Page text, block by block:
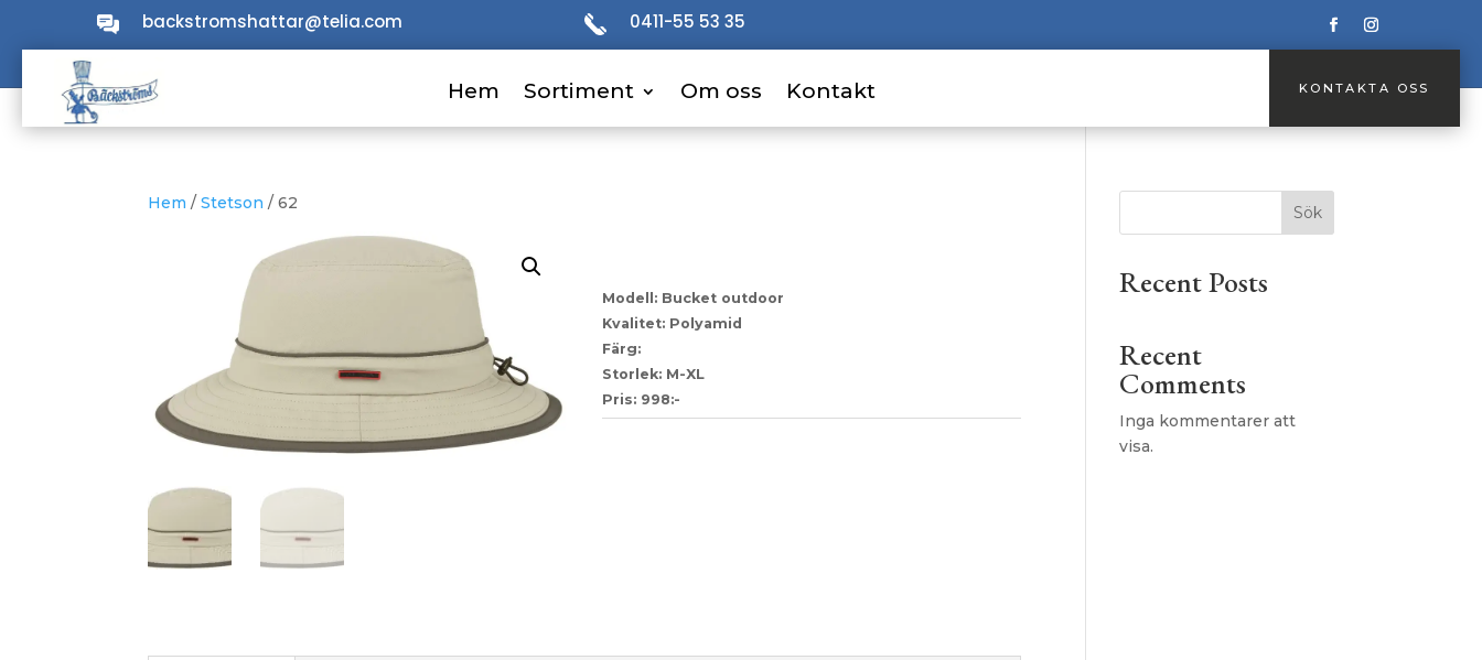
backstromshattar@telia.com 0411-55 53 35
Hem Sortiment Om oss Kontakt KONTAKTA OSS
Hem Sortiment Om oss Kontakt KONTAKTA OSS
Hem /Stetson / 62
Modell: Bucket outdoor
Kvalitet: Polyamid
Färg:
Storlek: M-XL
Pris: 998:-
Sök
Recent Posts
Recent
Comments
Inga kommentarer att
visa.